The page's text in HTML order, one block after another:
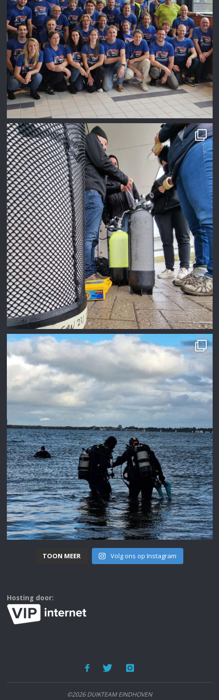
TOON MEER Volg ons op Instagram
Hosting door:
©2026 DUIKTEAM EINDHOVEN